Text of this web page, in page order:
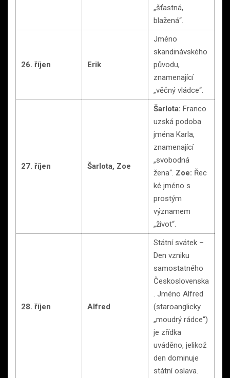
„šťastná,
blažená“.
26. říjen Erik
Jméno
skandinávského
původu,
znamenající
„věčný vládce“.
27. říjen Šarlota, Zoe
Šarlota: Franco
uzská podoba
jména Karla,
znamenající
„svobodná
žena“. Zoe: Řec
ké jméno s
prostým
významem
„život“.
28. říjen Alfred
Státní svátek –
Den vzniku
samostatného
Československa
. Jméno Alfred
(staroanglicky
„moudrý rádce“)
je zřídka
uváděno, jelikož
den dominuje
státní oslava.